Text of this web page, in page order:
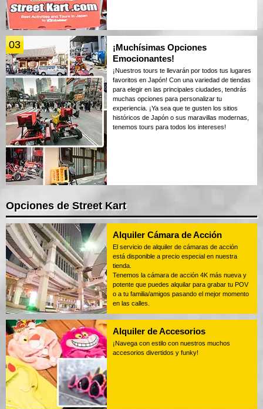
03
¡Muchísimas Opciones
Emocionantes!
¡Nuestros tours te llevarán por todos tus lugares
favoritos en Japón! Con una variedad de tiendas
para elegir en las principales ciudades, tendrás
muchas opciones para personalizar tu
experiencia. ¡Ya sea que te gusten los sitios
históricos de Japón o sus maravillas modernas,
tenemos tours para todos los intereses!
Opciones de Street Kart
Alquiler Cámara de Acción
El servicio de alquiler de cámaras de acción
está disponible a precio especial en nuestra
tienda.
Tenemos la cámara de acción 4K más nueva y
potente que puedes alquilar para grabar tu POV
o a tu familia/amigos pasando el mejor momento
en las calles.
Alquiler de Accesorios
¡Navega con estilo con nuestros muchos
accesorios divertidos y funky!